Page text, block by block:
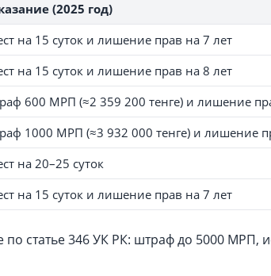
(2025 год)
на 15 суток и лишение прав на 7 лет
на 15 суток и лишение прав на 8 лет
600 МРП (≈2 359 200 тенге) и лишение
1000 МРП (≈3 932 000 тенге) и лишение
на 20–25 суток
на 15 суток и лишение прав на 7 лет
статье 346 УК РК: штраф до 5000 МРП,